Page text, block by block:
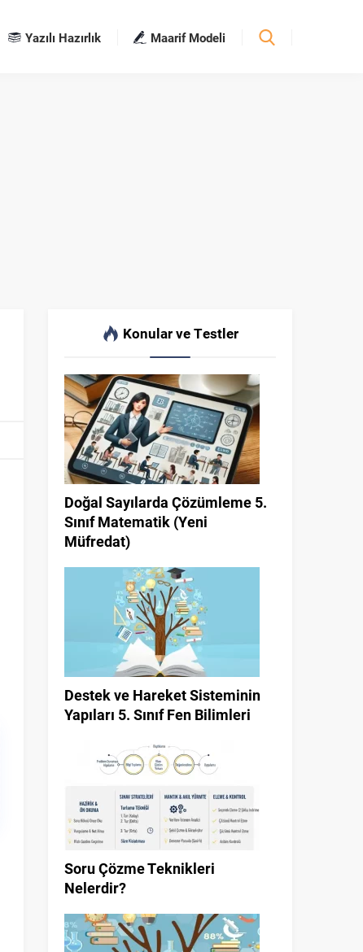
Yazılı Hazırlık Maarif Modeli
Konular ve Testler
Doğal Sayılarda Çözümleme 5.
Sınıf Matematik (Yeni
Müfredat)
Destek ve Hareket Sisteminin
Yapıları 5. Sınıf Fen Bilimleri
Soru Çözme Teknikleri
Nelerdir?